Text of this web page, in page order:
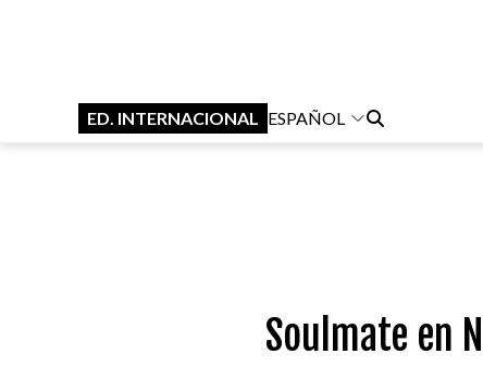
ED. INTERNACIONAL ESPAÑOL
Soulmate en